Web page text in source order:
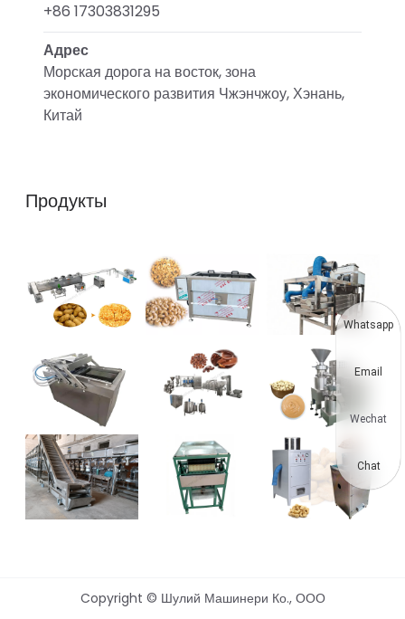
+86 17303831295
Адрес
Морская дорога на восток, зона
экономического развития Чжэнчжоу, Хэнань,
Китай
Продукты
Copyright © Шулий Машинери Ко., ООО
Whatsapp
Email
Wechat
Chat